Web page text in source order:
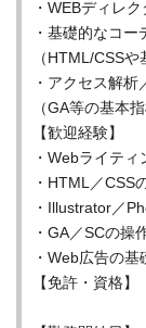
・WEBディレ
・基礎的なコ
（HTML/CSS
・アクセス解析
（GA等の基本
【歓迎経験】
・Webライテ
・HTML／CSS
・Illustrator／
・GA／SCの操
・Web広告の
【免許・資格】